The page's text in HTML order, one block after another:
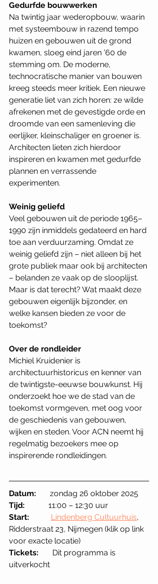
Gedurfde bouwwerken
Na twintig jaar wederopbouw, waarin
met systeembouw in razend tempo
huizen en gebouwen uit de grond
kwamen, sloeg eind jaren ’60 de
stemming om. De moderne,
technocratische manier van bouwen
kreeg steeds meer kritiek. Een nieuwe
generatie liet van zich horen: ze wilde
afrekenen met de gevestigde orde en
droomde van een samenleving die
eerlijker, kleinschaliger en groener is.
Architecten lieten zich hierdoor
inspireren en kwamen met gedurfde
plannen en verrassende
experimenten.
Weinig geliefd
Veel gebouwen uit de periode 1965–
1990 zijn inmiddels gedateerd en hard
toe aan verduurzaming. Omdat ze
weinig geliefd zijn – niet alleen bij het
grote publiek maar ook bij architecten
– belanden ze vaak op de slooplijst.
Maar is dat terecht? Wat maakt deze
gebouwen eigenlijk bijzonder, en
welke kansen bieden ze voor de
toekomst?
Over de rondleider
Michiel Kruidenier is
architectuurhistoricus en kenner van
de twintigste-eeuwse bouwkunst. Hij
onderzoekt hoe we de stad van de
toekomst vormgeven, met oog voor
de geschiedenis van gebouwen,
wijken en steden. Voor ACN neemt hij
regelmatig bezoekers mee op
inspirerende rondleidingen.
Datum: zondag 26 oktober 2025
Tijd: 11:00 – 12:30 uur
Start:
Lindenberg Cultuurhuis,
Ridderstraat 23, Nijmegen (klik op link
voor exacte locatie)
Tickets: Dit programma is
uitverkocht